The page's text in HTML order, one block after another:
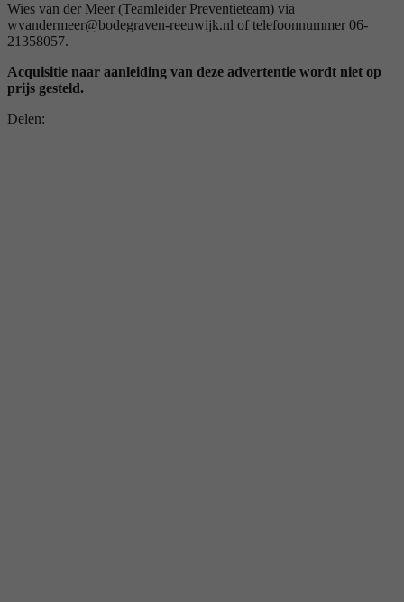
Wies van der Meer (Teamleider Preventieteam) via
wvandermeer@bodegraven-reeuwijk.nl of telefoonnummer 06-
21358057.
Acquisitie naar aanleiding van deze advertentie wordt niet op
prijs gesteld.
Delen: